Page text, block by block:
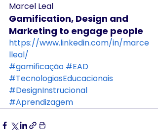
Marcel Leal
Gamification, Design and
Marketing to engage people
https://www.linkedin.com/in/marce
lleal/
#gamificação #EAD
#TecnologiasEducacionais
#DesignInstrucional
#Aprendizagem